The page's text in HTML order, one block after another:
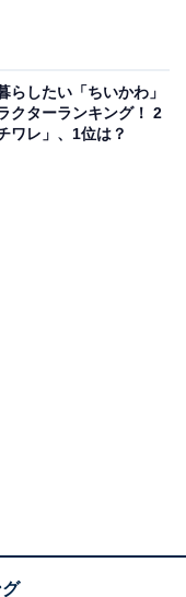
らしたい「ちいかわ」
クターランキング！ 2
ワレ」、1位は？